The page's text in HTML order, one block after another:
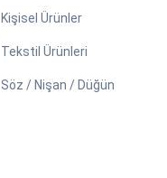
Kişisel Ürünler
Tekstil Ürünleri
Söz / Nişan / Düğün